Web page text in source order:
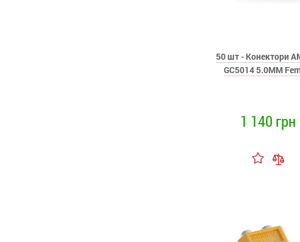
50 шт - Конектори
GC5014 5.0MM
1 140 грн